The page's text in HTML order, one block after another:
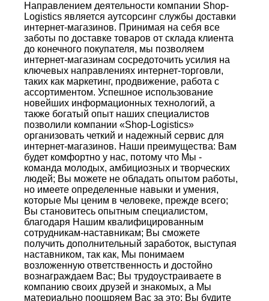
Направлением деятельности компании Shop-
Logistics является аутсорсинг службы доставки
интернет-магазинов. Принимая на себя все
заботы по доставке товаров от склада клиента
до конечного покупателя, мы позволяем
интернет-магазинам сосредоточить усилия на
ключевых направлениях интернет-торговли,
таких как маркетинг, продвижение, работа с
ассортиментом. Успешное использование
новейших информационных технологий, а
также богатый опыт наших специалистов
позволили компании «Shop-Logistics»
организовать четкий и надежный сервис для
интернет-магазинов. Наши преимущества: Вам
будет комфортно у нас, потому что Мы -
команда молодых, амбициозных и творческих
людей; Вы можете не обладать опытом работы,
но имеете определенные навыки и умения,
которые Мы ценим в человеке, прежде всего;
Вы становитесь опытным специалистом,
благодаря Нашим квалифицированным
сотрудникам-наставникам; Вы сможете
получить дополнительный заработок, выступая
наставником, так как, Мы понимаем
возложенную ответственность и достойно
вознаграждаем Вас; Вы трудоустраиваете в
компанию своих друзей и знакомых, а Мы
материально поощряем Вас за это; Вы будите